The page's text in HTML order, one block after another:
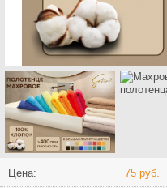
Цена: 75 руб.